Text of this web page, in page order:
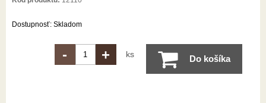
Dostupnosť: Skladom
- + ks Do košíka